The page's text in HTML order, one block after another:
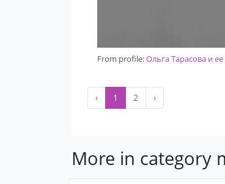
From profile:Ольга Тарасова и
‹ 1 2 ›
More in category